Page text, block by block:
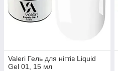
Valeri Гель для нігтів Liquid
Gel 01, 15 мл